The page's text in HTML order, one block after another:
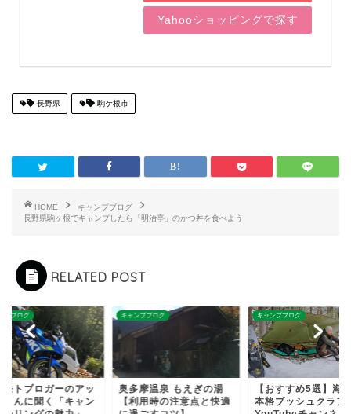
Yahooショッピングで探す
長野県 駒ケ根市
HOME
キャンプブログ
長野県駒ヶ根でキャンプしたら「明治亭」のかつ丼を食べよう
RELATED POST
プブログ
摩温泉 もえぎの湯
用時の注意点と快適
キャンプブログ
【おすすめ5選】海外の
本格ブッシュクラフト
キャンプブログ
女子モトブロガーの
キーさんに聞く「キ